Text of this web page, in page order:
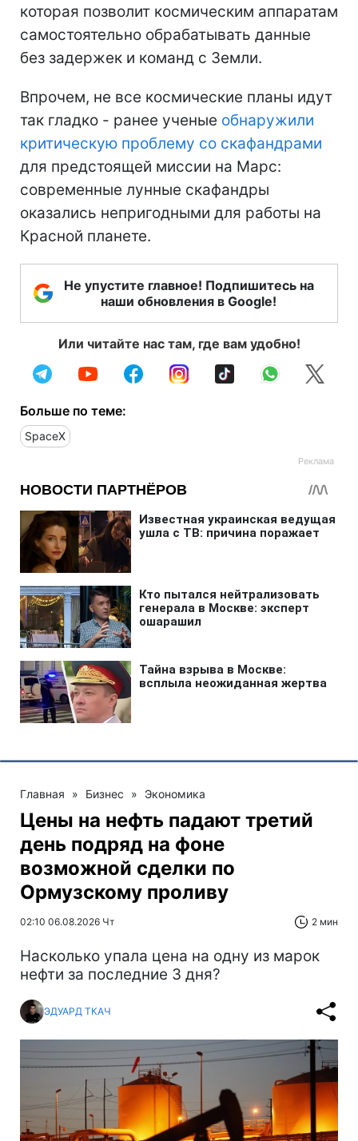
которая позволит космическим аппаратам
самостоятельно обрабатывать данные
без задержек и команд с Земли.
Впрочем, не все космические планы идут
так гладко - ранее ученые обнаружили
критическую проблему со скафандрами
для предстоящей миссии на Марс:
современные лунные скафандры
оказались непригодными для работы на
Красной планете.
Не упустите главное! Подпишитесь на
наши обновления в Google!
Или читайте нас там, где вам удобно!
Больше по теме:
SpaceX
Главная » Бизнес » Экономика
Цены на нефть падают третий
день подряд на фоне
возможной сделки по
Ормузскому проливу
02:10 06.08.2026 Чт 2 мин
Насколько упала цена на одну из марок
нефти за последние 3 дня?
ЭДУАРД ТКАЧ